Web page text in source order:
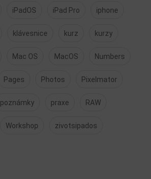
iPadOS iPad Pro iphone
klávesnice kurz kurzy
Mac OS MacOS Numbers
Pages Photos Pixelmator
poznámky praxe RAW
Workshop zivotsipados